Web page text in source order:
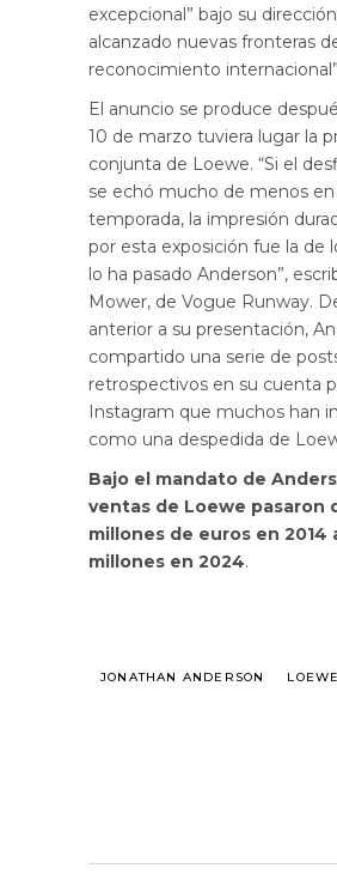
excepcional” bajo su dirección
alcanzado nuevas fronteras
reconocimiento
El anuncio se produce
10 de marzo tuviera lugar la
conjunta de Loewe. “Si el
se echó mucho de menos en
temporada, la impresión
por esta exposición fue la de
lo ha pasado Anderson”,
Mower, de Vogue Runway.
anterior a su presentación,
compartido una serie de
retrospectivos en su cuenta
Instagram que muchos han
como una despedida de
Bajo el mandato de
ventas de Loewe pasaron
millones de euros en 2014
millones en 2024.
JONATHAN ANDERSON LOEWE